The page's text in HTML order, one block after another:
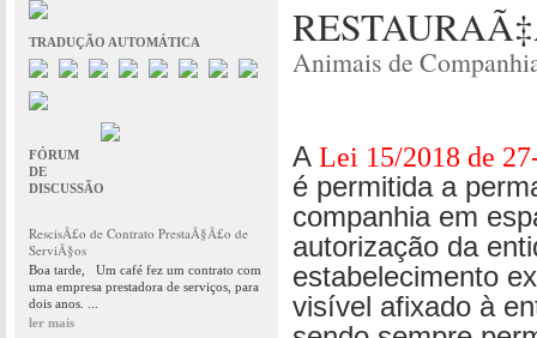
TRADUÇÃO AUTOMÁTICA
FÓRUM
DE
DISCUSSÃO
RescisÃ£o de Contrato PrestaÃ§Ã£o de
ServiÃ§os
Boa tarde, Um café fez um contrato com
uma empresa prestadora de serviços, para
dois anos. ...
ler mais
Animais de
A Lei 15/2018 de
é permitida a
companhia em
autorização da
estabelecimento
visível afixado à